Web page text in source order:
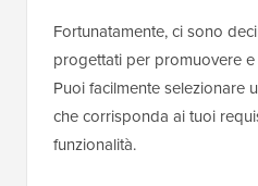
Fortunatamente, ci sono
progettati per promuovere
Puoi facilmente selezionare
che corrisponda ai tuoi
funzionalità.